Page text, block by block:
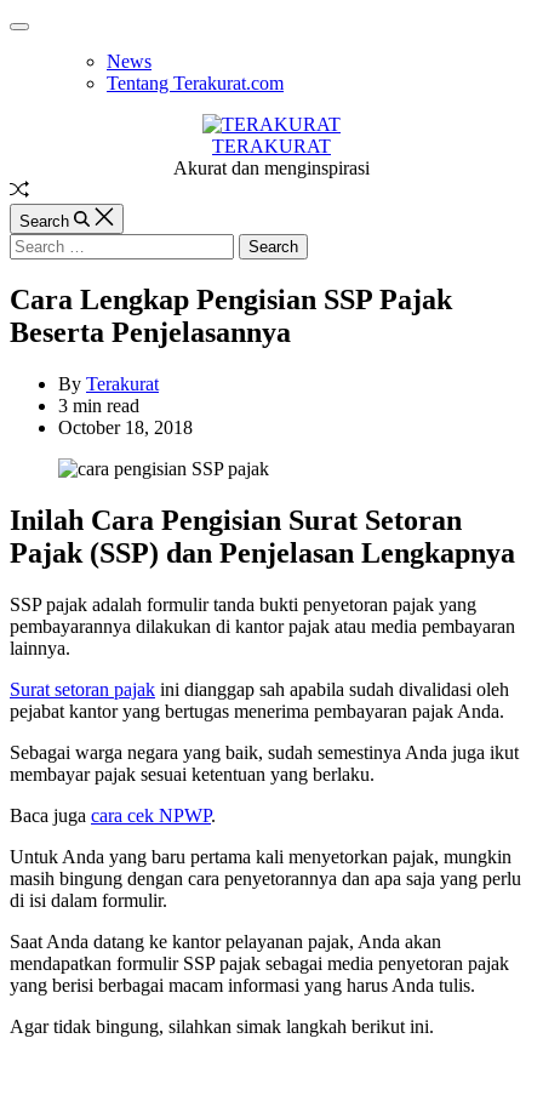
Skip
Off
News
Tentang Terakurat.com
TERAKURAT
Akurat dan menginspirasi
Random
Article
Search
Search
for:
Cara Lengkap Pengisian SSP Pajak
Beserta Penjelasannya
By Terakurat
Estimated
read
3 min read
October 18, 2018
Inilah Cara Pengisian Surat Setoran
Pajak (SSP) dan Penjelasan Lengkapnya
SSP pajak adalah formulir tanda bukti penyetoran pajak yang
pembayarannya dilakukan di kantor pajak atau media pembayaran
lainnya.
Surat setoran pajak ini dianggap sah apabila sudah divalidasi oleh
pejabat kantor yang bertugas menerima pembayaran pajak Anda.
Sebagai warga negara yang baik, sudah semestinya Anda juga ikut
membayar pajak sesuai ketentuan yang berlaku.
Baca juga cara cek NPWP.
Untuk Anda yang baru pertama kali menyetorkan pajak, mungkin
masih bingung dengan cara penyetorannya dan apa saja yang perlu
di isi dalam formulir.
Saat Anda datang ke kantor pelayanan pajak, Anda akan
mendapatkan formulir SSP pajak sebagai media penyetoran pajak
yang berisi berbagai macam informasi yang harus Anda tulis.
Agar tidak bingung, silahkan simak langkah berikut ini.